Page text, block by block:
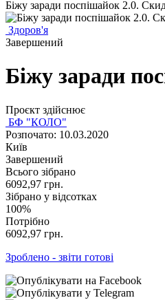
Біжу заради поспішайок 2.0.
Здоров'я
Завершений
Біжу заради
Проєкт здійснює
БФ "КОЛО"
Розпочато: 10.03.2020
Київ
Завершений
Всього зібрано
6092,97 грн.
Зібрано у відсотках
100%
Потрібно
6092,97 грн.
Зроблено - звіти готові